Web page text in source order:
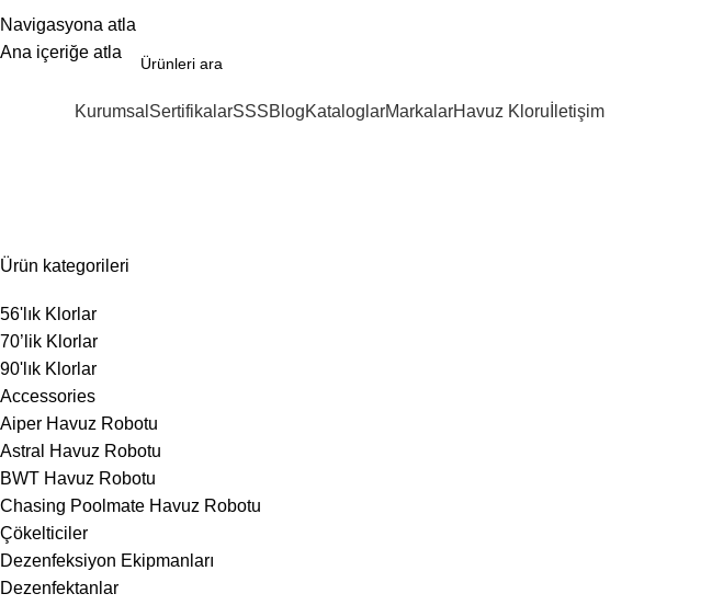
Navigasyona atla
Ana içeriğe atla
Kurumsal SertifikalarSSSBlogKataloglarMarkalarHavuz Kloru İletişim
Ürün kategorileri
56'lık Klorlar
70’lik Klorlar
90'lık Klorlar
Accessories
Aiper Havuz Robotu
Astral Havuz Robotu
BWT Havuz Robotu
Chasing Poolmate Havuz Robotu
Çökelticiler
Dezenfeksiyon Ekipmanları
Dezenfektanlar